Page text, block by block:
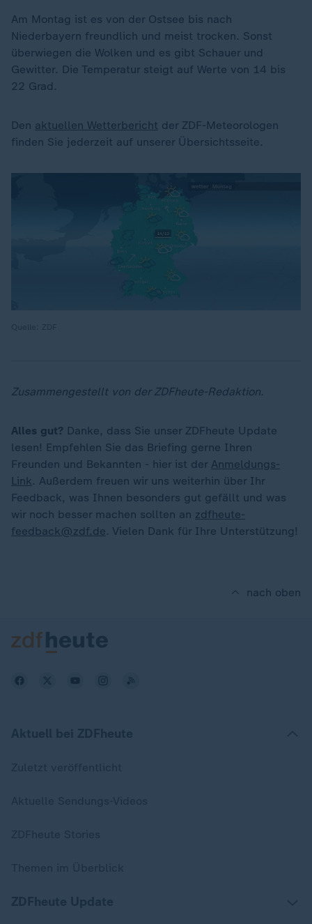
Am Montag ist es von der Ostsee bis nach
Niederbayern freundlich und meist trocken. Sonst
überwiegen die Wolken und es gibt Schauer und
Gewitter. Die Temperatur steigt auf Werte von 14 bis
22 Grad.
Den aktuellen Wetterbericht der ZDF-Meteorologen
finden Sie jederzeit auf unserer Übersichtsseite.
Zusammengestellt von der ZDFheute-Redaktion.
Alles gut? Danke, dass Sie unser ZDFheute Update
lesen! Empfehlen Sie das Briefing gerne Ihren
Freunden und Bekannten - hier ist der Anmeldungs-
Link. Außerdem freuen wir uns weiterhin über Ihr
Feedback, was Ihnen besonders gut gefällt und was
wir noch besser machen sollten an zdfheute-
feedback@zdf.de. Vielen Dank für Ihre Unterstützung!
nach oben